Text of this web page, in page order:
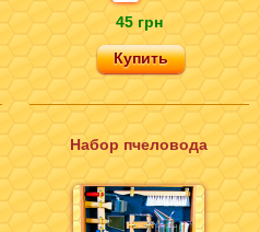
45 грн
Набор пчеловода